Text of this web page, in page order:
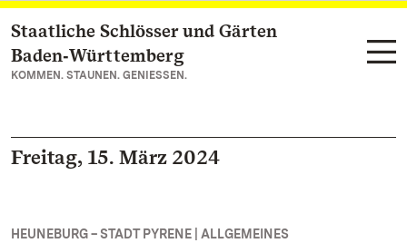
Zum Hauptinhalt springen
Staatliche Schlösser und Gärten
Baden‑Württemberg
KOMMEN. STAUNEN. GENIESSEN.
Freitag, 15. März 2024
HEUNEBURG – STADT PYRENE | ALLGEMEINES